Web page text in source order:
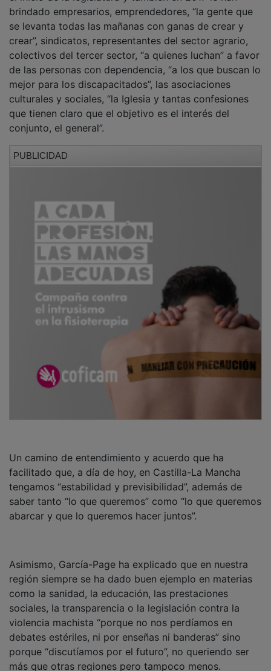
brindado empresarios, emprendedores, “la gente que
se levanta todas las mañanas con ganas de crear y
crear”, sindicatos, representantes del sector agrario,
colectivos del tercer sector, “a quienes luchan” a favor
de las personas con dependencia, “a los que buscan lo
mejor para los discapacitados”, las asociaciones
culturales y sociales, “la Iglesia y tantas confesiones
que tienen claro que el objetivo es el interés del
conjunto, el general”.
PUBLICIDAD
Un camino de entendimiento y acuerdo que ha
facilitado que, a día de hoy, en Castilla-La Mancha
tengamos “estabilidad y previsibilidad”, además de
saber tanto “lo que queremos” como “lo que queremos
abarcar y que lo queremos hacer juntos”.
Asimismo, García-Page ha explicado que en nuestra
región siempre se ha dado buen ejemplo en materias
como la sanidad, la educación, las prestaciones
sociales, la transparencia o la legislación contra la
violencia machista “porque no nos perdíamos en
debates estériles, ni por enseñas ni banderas” sino
porque “discutíamos por el futuro”, no queriendo ser
más que otras regiones pero tampoco menos.